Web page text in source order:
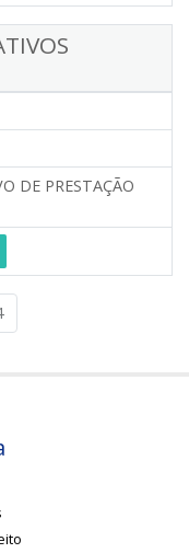
DE PRESTAÇÃO